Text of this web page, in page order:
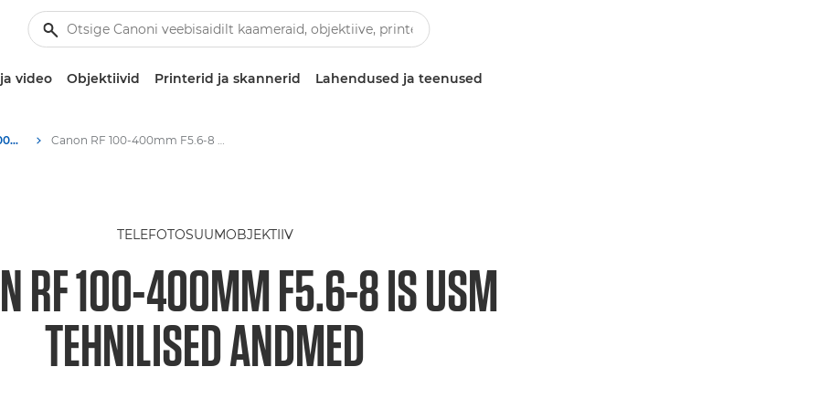
video Objektiivid Printerid ja skannerid Lahendused ja teenused
Canoni objektiiv RF 100-400mm F5.6-8 IS USM Canon RF 100-400mm F5.6-8 IS USM – Tehnilised andmed
TELEFOTOSUUMOBJEKTIIV
RF 100-400MM F5.6-8 IS USM
TEHNILISED ANDMED